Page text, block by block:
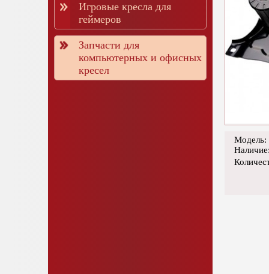
Игровые кресла для
геймеров
Запчасти для
компьютерных и офисных
кресел
Модель: